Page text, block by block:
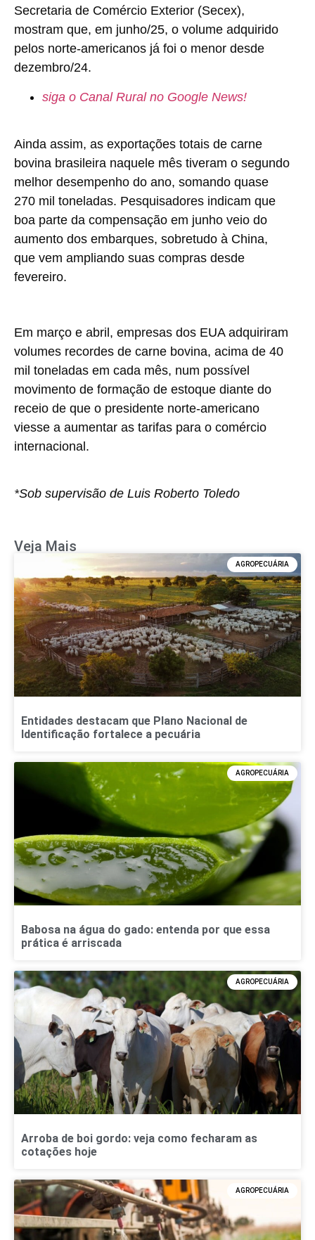
Secretaria de Comércio Exterior (Secex),
mostram que, em junho/25, o volume adquirido
pelos norte-americanos já foi o menor desde
dezembro/24.
siga o Canal Rural no Google News!
Ainda assim, as exportações totais de carne
bovina brasileira naquele mês tiveram o segundo
melhor desempenho do ano, somando quase
270 mil toneladas. Pesquisadores indicam que
boa parte da compensação em junho veio do
aumento dos embarques, sobretudo à China,
que vem ampliando suas compras desde
fevereiro.
Em março e abril, empresas dos EUA adquiriram
volumes recordes de carne bovina, acima de 40
mil toneladas em cada mês, num possível
movimento de formação de estoque diante do
receio de que o presidente norte-americano
viesse a aumentar as tarifas para o comércio
internacional.
*Sob supervisão de Luis Roberto Toledo
Veja Mais
AGROPECUÁRIA
Entidades destacam que Plano Nacional de
Identificação fortalece a pecuária
AGROPECUÁRIA
Babosa na água do gado: entenda por que essa
prática é arriscada
AGROPECUÁRIA
Arroba de boi gordo: veja como fecharam as
cotações hoje
AGROPECUÁRIA